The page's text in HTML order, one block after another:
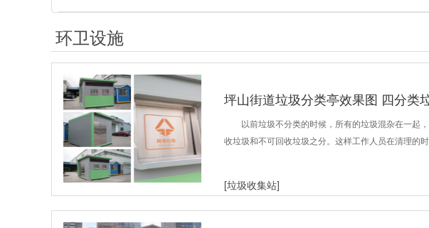
环卫设施
坪山街道垃圾分类亭效果图 四分类
以前垃圾不分类的时候，所有的垃圾混杂在一起
收垃圾和不可回收垃圾之分。这样工作人员在清理的
[垃圾收集站]